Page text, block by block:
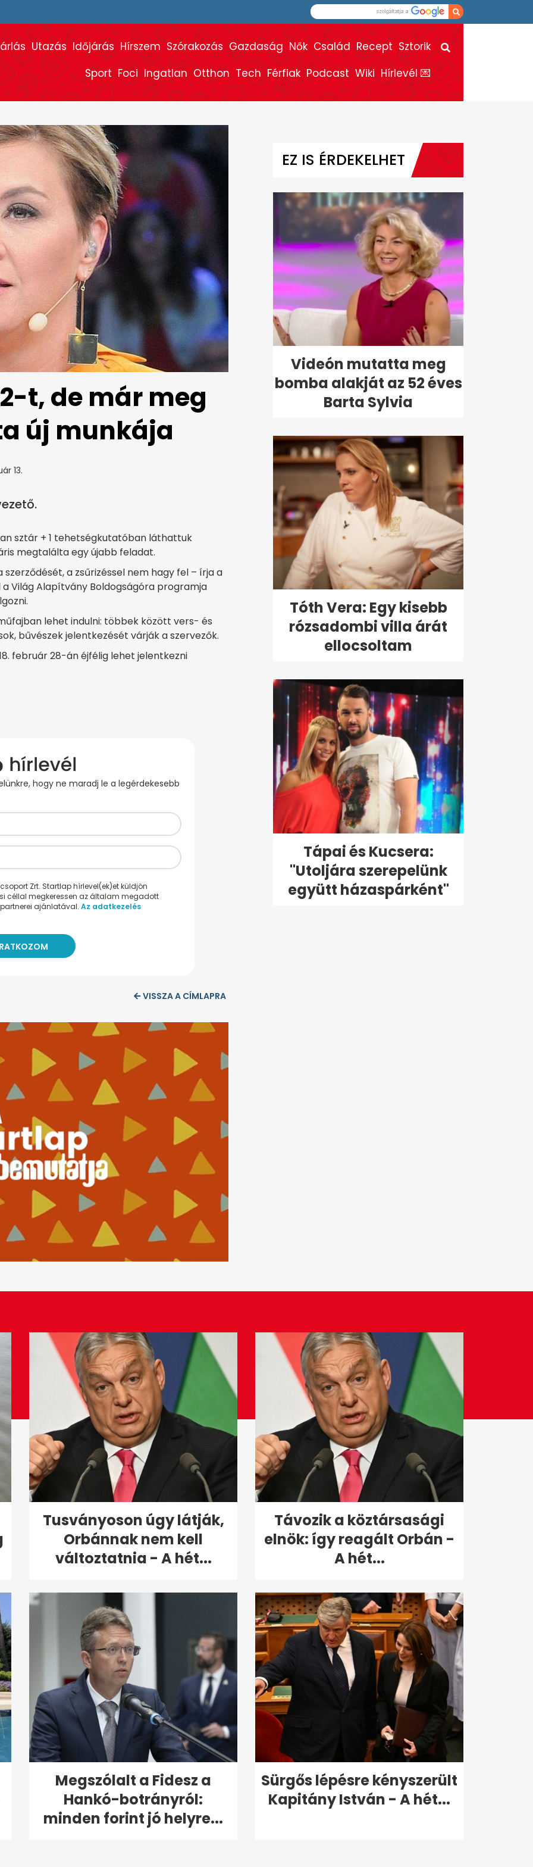
Utazás Időjárás Hírszem Szórakozás Gazdaság Nők Család Recept Sztorik
Sport Foci Ingatlan Otthon Tech Férfiak Podcast Wiki Hírlevél 💌
t, de már meg
új munkája
13.
sztár + 1 tehetségkutatóban láthattuk
megtalálta egy újabb feladat.
szerződését, a zsűrizéssel nem hagy fel – írja a
Világ Alapítvány Boldogságóra programja
lehet indulni: többek között vers- és
bűvészek jelentkezését várják a szervezők.
február 28-án éjfélig lehet jelentkezni
hogy ne maradj le a legérdekesebb
Zrt. Startlap hírlevel(ek)et küldjön
céllal megkeressen az általam megadott
ajánlatával. Az adatkezelés
VISSZA A CÍMLAPRA
EZ IS ÉRDEKELHET
Videón mutatta meg
bomba alakját az 52 éves
Barta Sylvia
Tóth Vera: Egy kisebb
rózsadombi villa árát
ellocsoltam
Tápai és Kucsera:
"Utoljára szerepelünk
együtt házaspárként"
Tusványoson úgy látják,
Orbánnak nem kell
változtatnia - A hét...
Távozik a köztársasági
elnök: így reagált Orbán -
A hét...
Megszólalt a Fidesz a
Hankó-botrányról:
minden forint jó helyre...
Sürgős lépésre kényszerült
Kapitány István - A hét...